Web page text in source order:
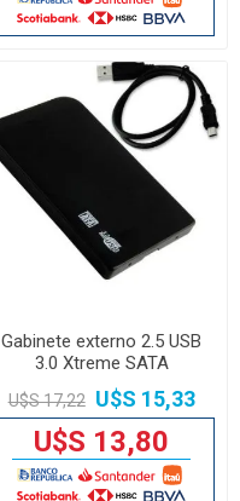
Gabinete externo 2.5 USB
3.0 Xtreme SATA
U$S 17,22 U$S 15,33
U$S 13,80